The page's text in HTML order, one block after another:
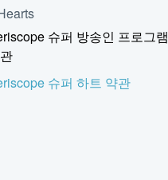
슈퍼 방송인 프로그램
슈퍼 하트 약관